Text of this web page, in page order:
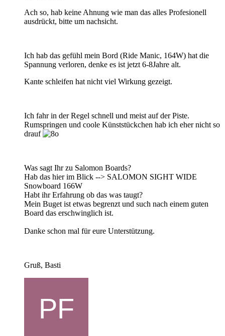
Ach so, hab keine Ahnung wie man das alles Profesionell
ausdrückt, bitte um nachsicht.
Ich hab das gefühl mein Bord (Ride Manic, 164W) hat die
Spannung verloren, denke es ist jetzt 6-8Jahre alt.
Kante schleifen hat nicht viel Wirkung gezeigt.
Ich fahr in der Regel schnell und meist auf der Piste.
Rumspringen und coole Künststückchen hab ich eher nicht so
drauf
Was sagt Ihr zu Salomon Boards?
Hab das hier im Blick --> SALOMON SIGHT WIDE
Snowboard 166W
Habt ihr Erfahrung ob das was taugt?
Mein Buget ist etwas begrenzt und such nach einem guten
Board das erschwinglich ist.
Danke schon mal für eure Unterstützung.
Gruß, Basti